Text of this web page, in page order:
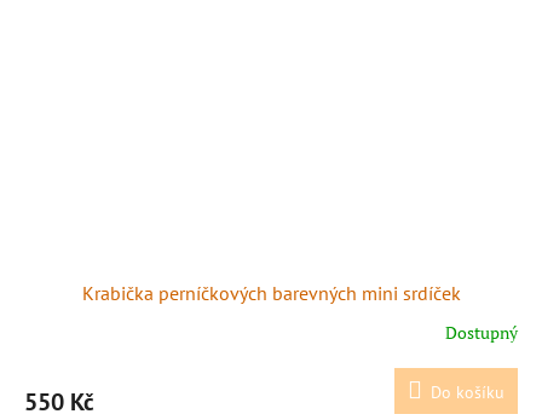
Krabička perníčkových barevných mini srdíček
Dostupný
550 Kč Do košíku